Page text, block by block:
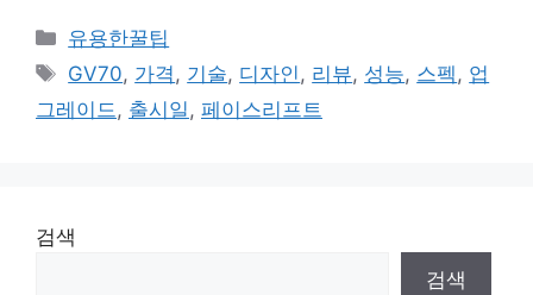
카
테
리
유용한꿀팁
태
그
GV70, 가격, 기술, 디자인, 리뷰, 성능, 스펙, 업
그레이드, 출시일, 페이스리프트
검색
검색